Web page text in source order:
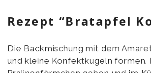
Rezept “Bratapfel
Die Backmischung mit dem
und kleine Konfektkugeln formen.